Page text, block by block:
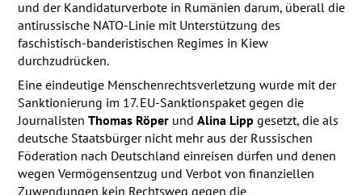
und der Kandidaturverbote in Rumänien darum, überall die
antirussische NATO-Linie mit Unterstützung des
faschistisch-banderistischen Regimes in Kiew
durchzudrücken.
Eine eindeutige Menschenrechtsverletzung wurde mit der
Sanktionierung im 17. EU-Sanktionspaket gegen die
Journalisten Thomas Röperund Alina Lipp gesetzt, die als
deutsche Staatsbürger nicht mehr aus der Russischen
Föderation nach Deutschland einreisen dürfen und denen
wegen Vermögensentzug und Verbot von finanziellen
Zuwendungen kein Rechtsweg gegen die